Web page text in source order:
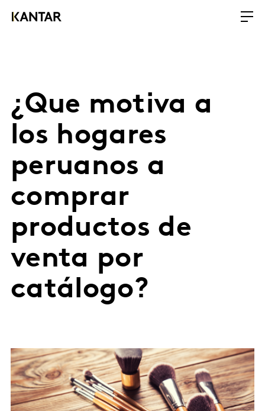
¿Que motiva a
los hogares
peruanos a
comprar
productos de
venta por
catálogo?